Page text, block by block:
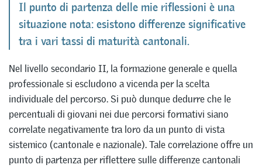
Il punto di partenza delle mie riflessioni è una
situazione nota: esistono differenze significative
tra i vari tassi di maturità cantonali.
Nel livello secondario II, la formazione generale e quella
professionale si escludono a vicenda per la scelta
individuale del percorso. Si può dunque dedurre che le
percentuali di giovani nei due percorsi formativi siano
correlate negativamente tra loro da un punto di vista
sistemico (cantonale e nazionale). Tale correlazione offre un
punto di partenza per riflettere sulle differenze cantonali